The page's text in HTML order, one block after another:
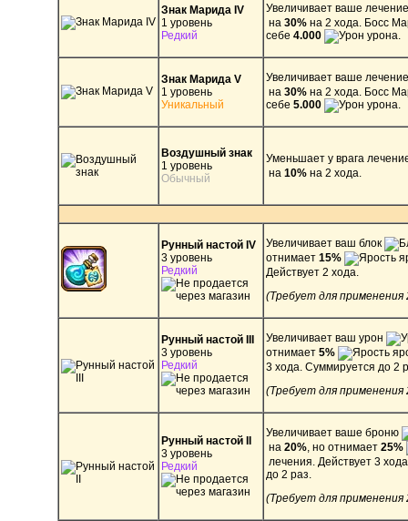
Знак Марида IV
1 уровень
Редкий
Увеличивает ваше
на 30% на 2 хода. Босс
себе 4.000 урона.
Знак Марида V
1 уровень
Уникальный
Увеличивает ваше
на 30% на 2 хода. Босс
себе 5.000 урона.
Воздушный знак
1 уровень
Обычный
Уменьшает у врага
на 10% на 2 хода.
Рунный настой IV
3 уровень
Редкий
Увеличивает ваш блок
отнимает 15%
Действует 2 хода.
(Требует для применения
Рунный настой III
3 уровень
Редкий
Увеличивает ваш урон
отнимает 5%
3 хода. Суммируется до 2
(Требует для применения
Рунный настой II
3 уровень
Редкий
Увеличивает ваше броню
на 20% , но отнимает 25%
лечения. Действует 3
до 2 раз.
(Требует для применения